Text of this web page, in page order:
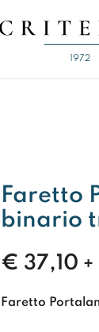
Faretto
binario
€ 37,10 +
Faretto